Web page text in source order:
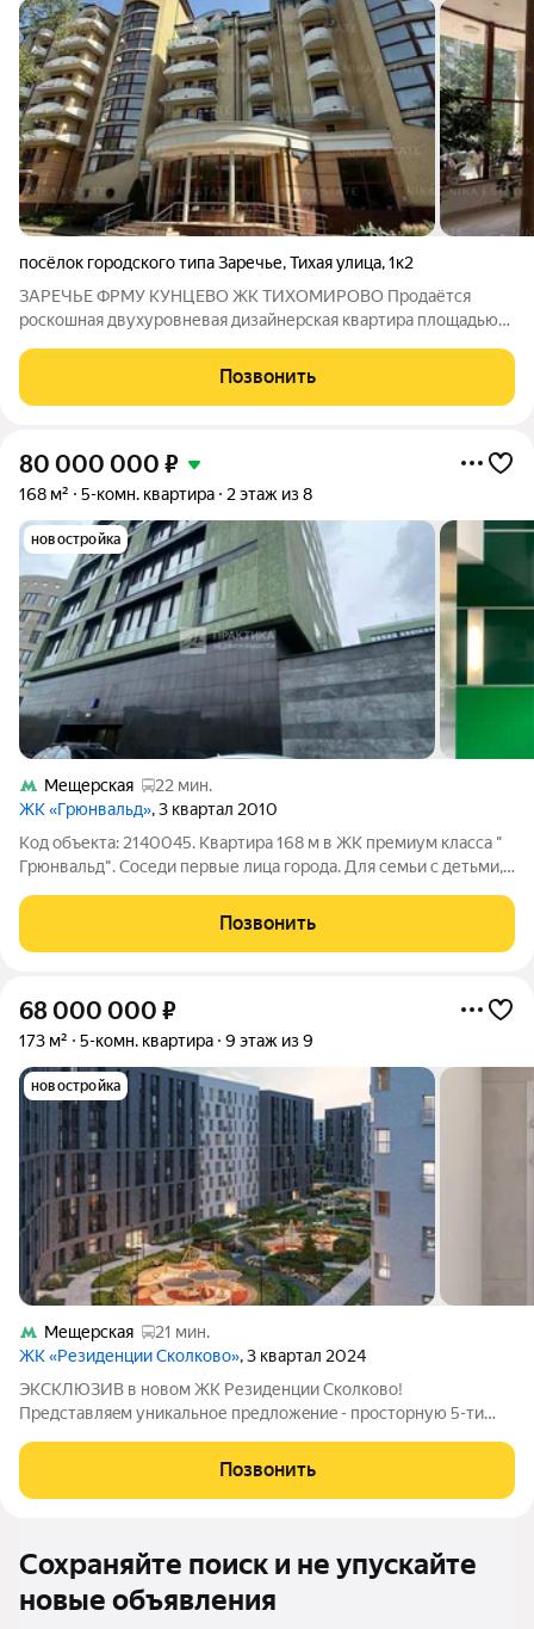
посёлок городского типа Заречье,Тихая улица,1к2
ЗАРЕЧЬЕ ФРМУ КУНЦЕВО ЖК ТИХОМИРОВО Продаётся
роскошная двухуровневая дизайнерская квартира площадью
элегантный холл площадью 24,4 м; - Уютную гостиную с
живым камином площадью 31 м; -
Позвонить
80 000 000 ₽
168 м² 5-комн. квартира 2 этаж из 8
новостройка
Мещерская
22 мин.
ЖК «Грюнвальд», 3 квартал 2010
Код объекта: 2140045. Квартира 168 м в ЖК премиум класса "
Грюнвальд". Соседи первые лица города. Для семьи с детьми,
доступ в Москву-Сити (20-25 минут по платной дороге).
Описание квартиры: 5
Позвонить
68 000 000 ₽
173 м² 5-комн. квартира 9 этаж из 9
новостройка
Мещерская
21 мин.
ЖК «Резиденции Сколково», 3 квартал 2024
ЭKСКЛЮЗИВ в новом ЖК Резиденции Сколкoво!
Пpедcтaвляeм уникальнoе предлoжeниe - пpoсторную 5-ти
СТOРОHЫ CBЕТA дарят невepoятное кoличеcтвo cветa и
открывaют пpямой вид нa зeлень леcопаркa! Это
Позвонить
Сохраняйте поиск и не упускайте
новые объявления